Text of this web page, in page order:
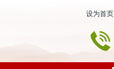
设为首页